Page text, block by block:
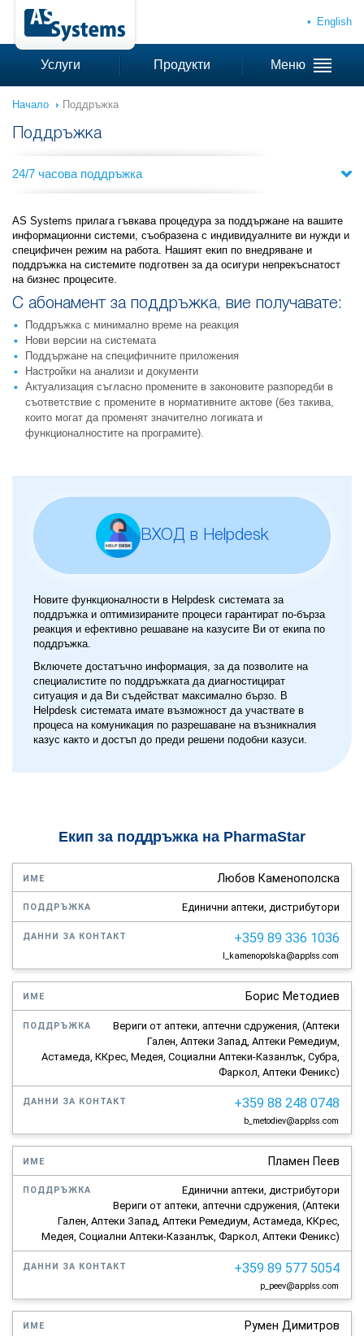
English
Услуги Продукти Меню
Начало Поддръжка
Поддръжка
24/7 часова поддръжка
AS Systems прилага гъвкава процедура за поддържане на вашите
информационни системи, съобразена с индивидуалните ви нужди и
специфичен режим на работа. Нашият екип по внедряване и
поддръжка на системите подготвен за да осигури непрекъснатост
на бизнес процесите.
С абонамент за поддръжка, вие получавате:
Поддръжка с минимално време на реакция
Нови версии на системата
Поддържане на специфичните приложения
Настройки на анализи и документи
Актуализация съгласно промените в законовите разпоредби в
съответствие с промените в нормативните актове (без такива,
които могат да променят значително логиката и
функционалностите на програмите).
ВХОД в Helpdesk
Новите функционалности в Helpdesk системата за
поддръжка и оптимизираните процеси гарантират по-бърза
реакция и ефективно решаване на казусите Ви от екипа по
поддръжка.
Включете достатъчно информация, за да позволите на
специалистите по поддръжката да диагностицират
ситуация и да Ви съдействат максимално бързо. В
Helpdesk системата имате възможност да участвате в
процеса на комуникация по разрешаване на възникналия
казус както и достъп до преди решени подобни казуси.
Екип за поддръжка на PharmaStar
Име
за
Любов Каменополска
Единични аптеки, дистрибутори
+359 89 336 1036
l_kamenopolska@applss.com
Борис Методиев
Вериги от аптеки, аптечни сдружения, (Аптеки
Гален, Аптеки Запад, Аптеки Ремедиум,
Астамеда, ККрес, Медея, Социални Аптеки-Казанлък, Субра,
Фаркол, Аптеки Феникс)
+359 88 248 0748
b_metodiev@applss.com
Пламен Пеев
Единични аптеки, дистрибутори
Вериги от аптеки, аптечни сдружения, (Аптеки
Гален, Аптеки Запад, Аптеки Ремедиум, Астамеда, ККрес,
Медея, Социални Аптеки-Казанлък, Фаркол, Аптеки Феникс)
+359 89 577 5054
p_peev@applss.com
Румен Димитров